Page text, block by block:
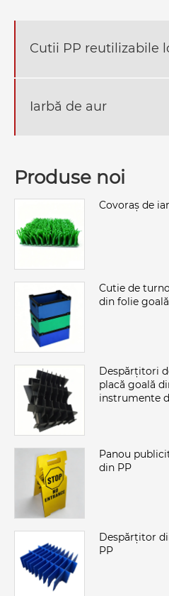
Cutii PP reutilizabile
Iarbă de aur
Produse noi
Covoraș de
Cutie de
din folie
Despărțitori
placă goală
instrumente
Panou
din PP
Despărțitor
PP